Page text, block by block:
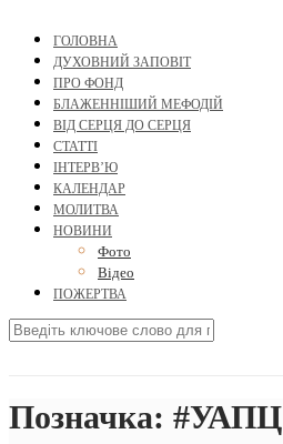
ГОЛОВНА
ДУХОВНИЙ ЗАПОВІТ
ПРО ФОНД
БЛАЖЕННІШИЙ МЕФОДІЙ
ВІД СЕРЦЯ ДО СЕРЦЯ
СТАТТІ
ІНТЕРВ’Ю
КАЛЕНДАР
МОЛИТВА
НОВИНИ
Фото
Відео
ПОЖЕРТВА
Позначка: #УАПЦ